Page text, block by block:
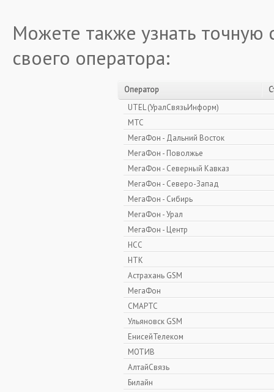
Можете также узнать точную
своего оператора:
Оператор
UTEL (УралСвязьИнформ)
МТС
МегаФон - Дальний Восток
МегаФон - Поволжье
МегаФон - Северный Кавказ
МегаФон - Северо-Запад
МегаФон - Сибирь
МегаФон - Урал
МегаФон - Центр
НСС
НТК
Астрахань GSM
МегаФон
СМАРТС
Ульяновск GSM
ЕнисейТелеком
МОТИВ
АлтайСвязь
Билайн